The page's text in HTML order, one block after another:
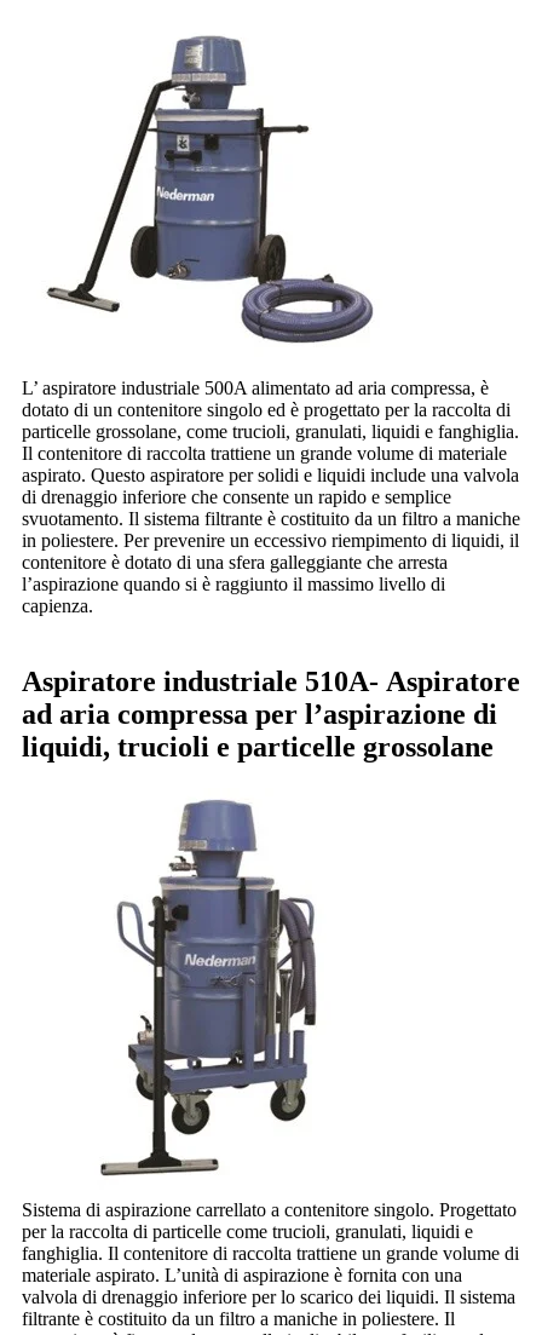
L’ aspiratore industriale 500A alimentato ad aria compressa, è
dotato di un contenitore singolo ed è progettato per la raccolta di
particelle grossolane, come trucioli, granulati, liquidi e fanghiglia.
Il contenitore di raccolta trattiene un grande volume di materiale
aspirato. Questo aspiratore per solidi e liquidi include una valvola
di drenaggio inferiore che consente un rapido e semplice
svuotamento. Il sistema filtrante è costituito da un filtro a maniche
in poliestere. Per prevenire un eccessivo riempimento di liquidi, il
contenitore è dotato di una sfera galleggiante che arresta
l’aspirazione quando si è raggiunto il massimo livello di
capienza.
Aspiratore industriale 510A- Aspiratore
ad aria compressa per l’aspirazione di
liquidi, trucioli e particelle grossolane
Sistema di aspirazione carrellato a contenitore singolo. Progettato
per la raccolta di particelle come trucioli, granulati, liquidi e
fanghiglia. Il contenitore di raccolta trattiene un grande volume di
materiale aspirato. L’unità di aspirazione è fornita con una
valvola di drenaggio inferiore per lo scarico dei liquidi. Il sistema
filtrante è costituito da un filtro a maniche in poliestere. Il